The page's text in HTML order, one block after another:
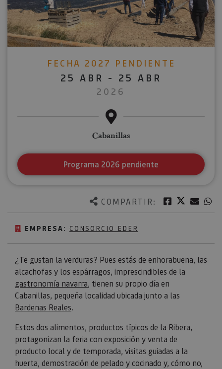
COMPARTIR: Facebook
Twitter
EMPRESA: CONSORCIO EDER
¿Te gustan la verduras? Pues estás de enhorabuena, las
alcachofas y los espárragos, imprescindibles de la
gastronomía navarra, tienen su propio día en
Cabanillas, pequeña localidad ubicada junto a las
Bardenas Reales.
Estos dos alimentos, productos típicos de la Ribera,
protagonizan la feria con exposición y venta de
producto local y de temporada, visitas guiadas a la
huerta, demostración de pelado y cocinado y, cómo no,
FECHA 2027 PENDIENTE
25 ABR - 25 ABR
2026
Cabanillas
Programa 2026 pendiente